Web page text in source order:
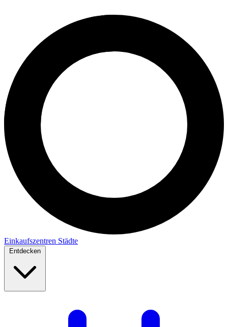
Einkaufszentren Städte
Entdecken